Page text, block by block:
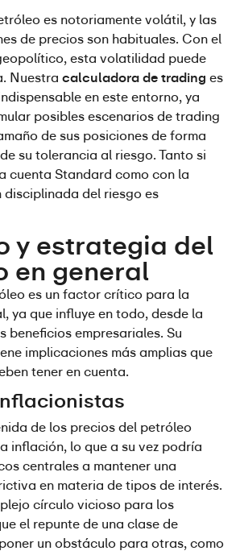
es notoriamente volátil, y las
de precios son habituales. Con el
esta volatilidad puede
Nuestra calculadora de trading es
en este entorno, ya
posibles escenarios de trading
de sus posiciones de forma
su tolerancia al riesgo. Tanto si
cuenta Standard como con la
disciplinada del riesgo es
y estrategia del
en general
es un factor crítico para la
ya que influye en todo, desde la
beneficios empresariales. Su
implicaciones más amplias que
tener en cuenta.
de los precios del petróleo
inflación, lo que a su vez podría
centrales a mantener una
en materia de tipos de interés.
círculo vicioso para los
el repunte de una clase de
un obstáculo para otras, como